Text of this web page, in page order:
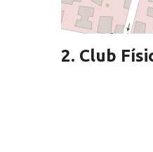
2. Club